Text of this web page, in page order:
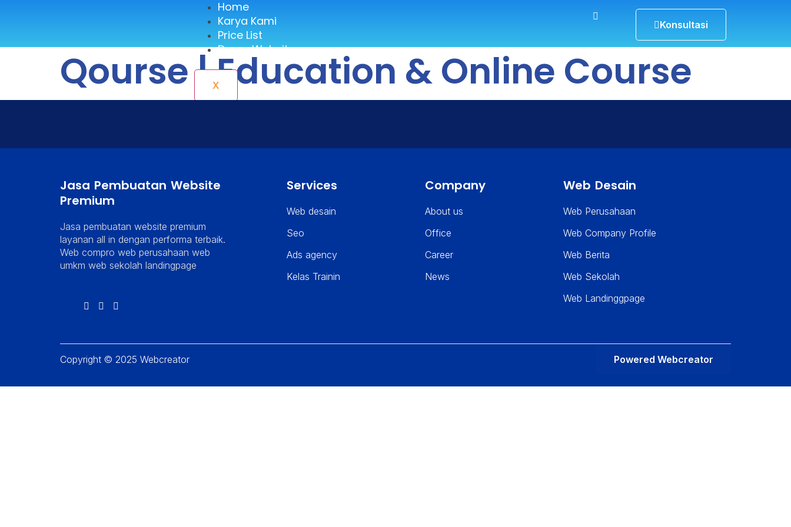
Home
Karya Kami
Price List
Demo Website
X
Konsultasi
Qourse | Education & Online Course
Jasa Pembuatan Website
Premium
Jasa pembuatan website premium
layanan all in dengan performa terbaik.
Web compro web perusahaan web
umkm web sekolah landingpage
Services
Web desain
Seo
Ads agency
Kelas Trainin
Company
About us
Office
Career
News
Web Desain
Web Perusahaan
Web Company Profile
Web Berita
Web Sekolah
Web Landinggpage
Copyright © 2025 Webcreator Powered Webcreator